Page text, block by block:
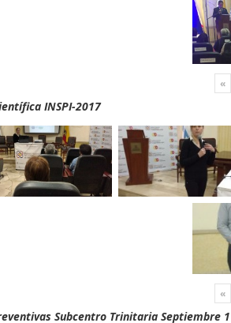
«
INSPI-2017
«
Subcentro Trinitaria Septiembre 1